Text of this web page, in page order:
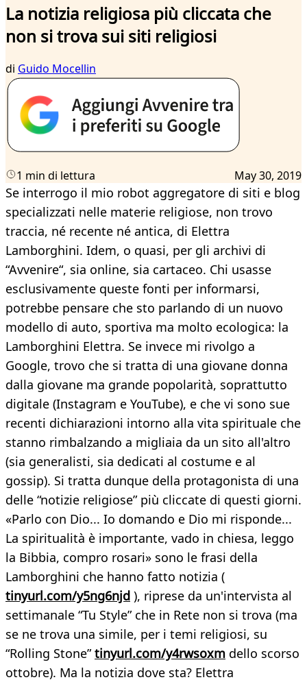
La notizia religiosa più cliccata che
non si trova sui siti religiosi
di Guido Mocellin
1 min di lettura May 30, 2019
Se interrogo il mio robot aggregatore di siti e blog
specializzati nelle materie religiose, non trovo
traccia, né recente né antica, di Elettra
Lamborghini. Idem, o quasi, per gli archivi di
“Avvenire“, sia online, sia cartaceo. Chi usasse
esclusivamente queste fonti per informarsi,
potrebbe pensare che sto parlando di un nuovo
modello di auto, sportiva ma molto ecologica: la
Lamborghini Elettra. Se invece mi rivolgo a
Google, trovo che si tratta di una giovane donna
dalla giovane ma grande popolarità, soprattutto
digitale (Instagram e YouTube), e che vi sono sue
recenti dichiarazioni intorno alla vita spirituale che
stanno rimbalzando a migliaia da un sito all'altro
(sia generalisti, sia dedicati al costume e al
gossip). Si tratta dunque della protagonista di una
delle “notizie religiose” più cliccate di questi giorni.
«Parlo con Dio... Io domando e Dio mi risponde...
La spiritualità è importante, vado in chiesa, leggo
la Bibbia, compro rosari» sono le frasi della
Lamborghini che hanno fatto notizia (
tinyurl.com/y5ng6njd ), riprese da un'intervista al
settimanale “Tu Style” che in Rete non si trova (ma
se ne trova una simile, per i temi religiosi, su
“Rolling Stone”tinyurl.com/y4rwsoxm dello scorso
ottobre). Ma la notizia dove sta? Elettra